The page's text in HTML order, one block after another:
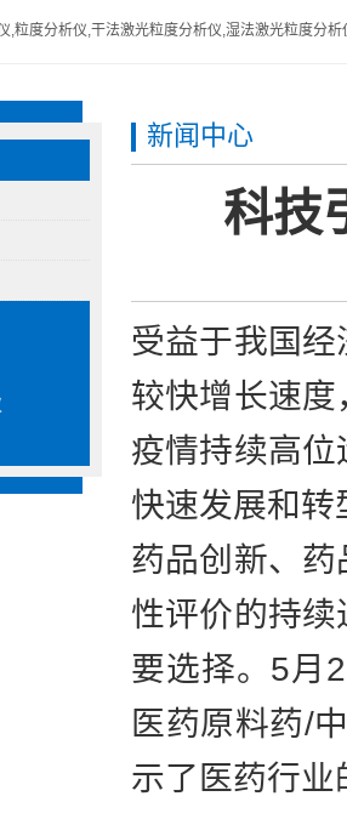
,粒度分析仪,干法激光粒度分析仪,湿法激光粒度分析
新闻中心
科技
受益于我国
较快增长速
疫情持续高
快速发展和转
药品创新、
性评价的持
要选择。5月
医药原料药/
示了医药行业